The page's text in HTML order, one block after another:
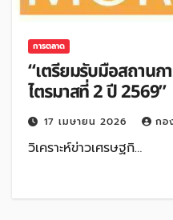
การตลาด
“เตรียมรับมือสถาน
ไตรมาสที่ 2 ปี 2569”
17 เมษายน 2026 กอ
วิเคราะห์ข่าวเศรษฐกิ…